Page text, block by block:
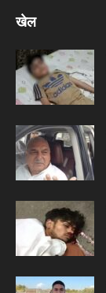
खेल